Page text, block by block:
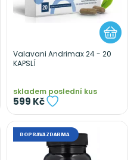
Valavani Andrimax 24 - 20
KAPSLÍ
skladem poslední kus
599 Kč
DOPRAVA ZDARMA